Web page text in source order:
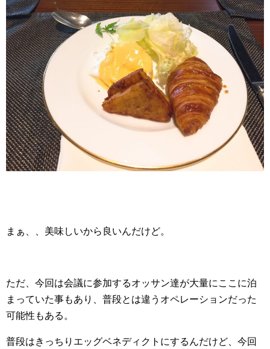
まぁ、、美味しいから良いんだけど。
ただ、今回は会議に参加するオッサン達が大量にここに泊
まっていた事もあり、普段とは違うオペレーションだった
可能性もある。
普段はきっちりエッグベネディクトにするんだけど、今回